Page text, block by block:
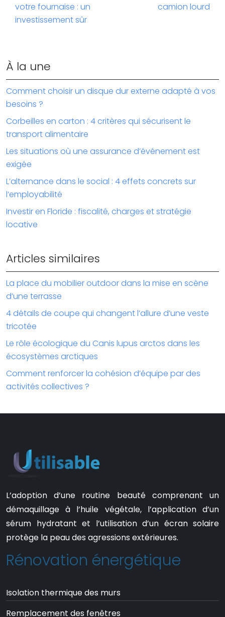
votre fournaise : un
investissement sûr
camion lourd
À la une
Comment choisir un disque dur externe adapté à vos
besoins ?
Corbeilles en carton : 4 critères qui sécurisent le
transport alimentaire
Les situations où une assurance d’événement est
exigée
L’alternance dans le social : 4 effets concrets sur
l’employabilité
Investir en Floride : fiscalité, charges et stratégie
locative
Articles similaires
La place du mobilier outdoor dans la mise en scène
d’une terrasse
4 détails de coupe qui changent l’allure d’une veste
tricotée
Le rôle écologique du Canis lupus arctos dans les
écosystèmes arctiques
Comment renforcer la cohésion d’équipe par des
activités collectives ?
L’adoption d’une routine beauté comprenant un
démaquillage à l’huile végétale, l’application d’un
sérum hydratant et l’utilisation d’un écran solaire
protège la peau des agressions extérieures.
Rénovation énergétique
Isolation thermique des murs
Remplacement des fenêtres